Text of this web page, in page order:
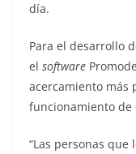
día.
Para el desarrollo
el software
acercamiento más
funcionamiento de
“Las personas